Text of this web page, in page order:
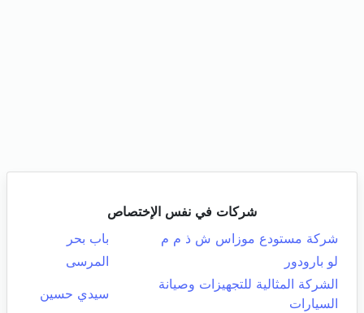
شركات في نفس الإختصاص
شركة مستودع موزاس ش ذ م م
باب بحر
لو بارودور
المرسى
الشركة المثالية للتجهيزات وصيانة
السيارات
سيدي حسين